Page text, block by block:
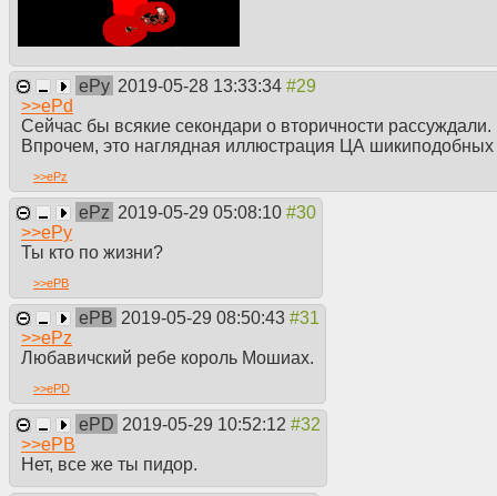
ePy 2019-05-28 13:33:34
>>ePd
Сейчас бы всякие секондари о вторичности рассуждали.
Впрочем, это наглядная иллюстрация ЦА шикиподобных
>>ePz
ePz 2019-05-29 05:08:10
>>ePy
Ты кто по жизни?
>>ePB
ePB 2019-05-29 08:50:43
>>ePz
Любавичский ребе король Мошиах.
>>ePD
ePD 2019-05-29 10:52:12
>>ePB
Нет, все же ты пидор.